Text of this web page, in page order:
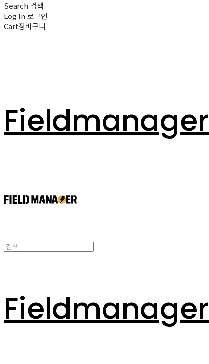
Search 검색
Log In 로그인
Cart장바구니
Fieldmanager
Fieldmanager